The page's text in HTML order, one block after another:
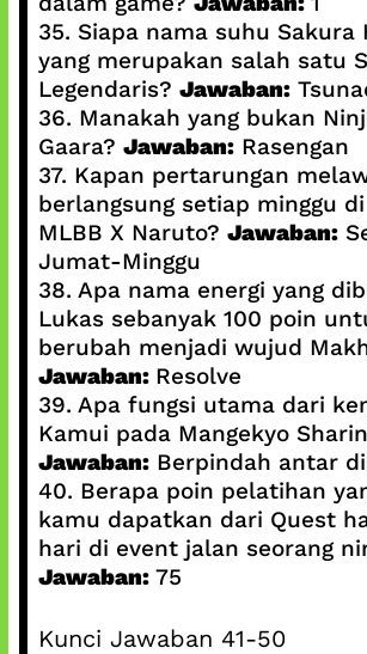
35. Siapa nama suhu Sakura
yang merupakan salah satu
Legendaris? Jawaban:
36. Manakah yang bukan
Gaara? Jawaban:Rasengan
37. Kapan pertarungan
berlangsung setiap minggu
MLBB X Naruto? Jawaban:
Jumat-Minggu
38. Apa nama energi yang
Lukas sebanyak 100 poin
berubah menjadi wujud
Jawaban: Resolve
39. Apa fungsi utama dari
Kamui pada Mangekyo
Jawaban:Berpindah antar
40. Berapa poin pelatihan
kamu dapatkan dari Quest
hari di event jalan seorang
Jawaban:75
Kunci Jawaban 41-50